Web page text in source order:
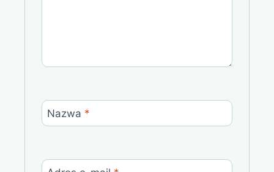
Nazwa *